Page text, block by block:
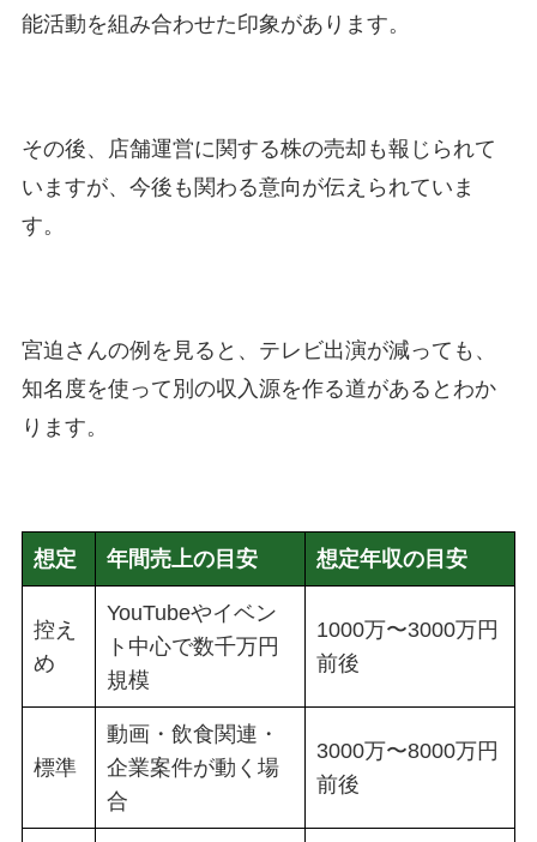
能活動を組み合わせた印象があります。
その後、店舗運営に関する株の売却も報じられて
いますが、今後も関わる意向が伝えられていま
す。
宮迫さんの例を見ると、テレビ出演が減っても、
知名度を使って別の収入源を作る道があるとわか
ります。
想定 年間売上の目安 想定年収の目安
控え
め
YouTubeやイベン
ト中心で数千万円
規模
1000万〜3000万円
前後
標準
動画・飲食関連・
企業案件が動く場
合
3000万〜8000万円
前後